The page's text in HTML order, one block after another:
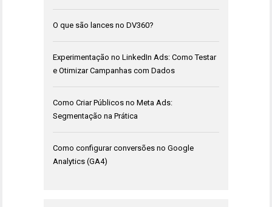
O que são lances no DV360?
Experimentação no LinkedIn Ads: Como Testar
e Otimizar Campanhas com Dados
Como Criar Públicos no Meta Ads:
Segmentação na Prática
Como configurar conversões no Google
Analytics (GA4)